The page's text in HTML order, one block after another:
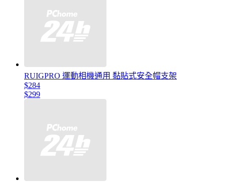
RUIGPRO 運動相機通用 黏貼式安全帽支架
$284
$299